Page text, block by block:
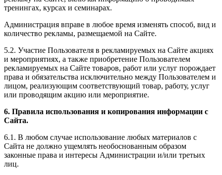
тренингах, курсах и семинарах.
Администрация вправе в любое время изменять способ, вид и
количество рекламы, размещаемой на Сайте.
5.2. Участие Пользователя в рекламируемых на Сайте акциях
и мероприятиях, а также приобретение Пользователем
рекламируемых на Сайте товаров, работ или услуг порождает
права и обязательства исключительно между Пользователем и
лицом, реализующим соответствующий товар, работу, услуг
или проводящим акцию или мероприятие.
6. Правила использования и копирования информации с
Сайта.
6.1. В любом случае использование любых материалов с
Сайта не должно ущемлять необоснованным образом
законные права и интересы Администрации и/или третьих
лиц.